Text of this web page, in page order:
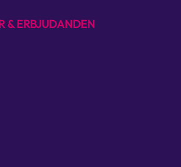
& ERBJUDANDEN